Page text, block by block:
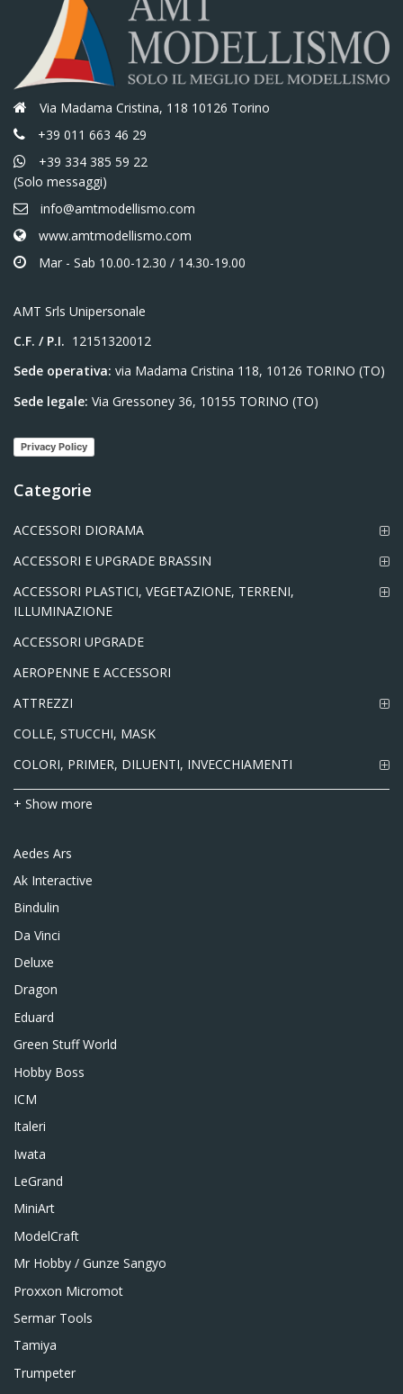
Via Madama Cristina, 118 10126 Torino
+39 011 663 46 29
+39 334 385 59 22
(Solo messaggi)
info@amtmodellismo.com
www.amtmodellismo.com
Mar - Sab 10.00-12.30 / 14.30-19.00
AMT Srls Unipersonale
C.F. / P.I. 12151320012
Sede operativa: via Madama Cristina 118, 10126 TORINO (TO)
Sede legale: Via Gressoney 36, 10155 TORINO (TO)
Privacy Policy
Categorie
ACCESSORI DIORAMA
ACCESSORI E UPGRADE BRASSIN
ACCESSORI PLASTICI, VEGETAZIONE, TERRENI,
ILLUMINAZIONE
ACCESSORI UPGRADE
AEROPENNE E ACCESSORI
ATTREZZI
COLLE, STUCCHI, MASK
COLORI, PRIMER, DILUENTI, INVECCHIAMENTI
+ Show more
Aedes Ars
Ak Interactive
Bindulin
Da Vinci
Deluxe
Dragon
Eduard
Green Stuff World
Hobby Boss
ICM
Italeri
Iwata
LeGrand
MiniArt
ModelCraft
Mr Hobby / Gunze Sangyo
Proxxon Micromot
Sermar Tools
Tamiya
Trumpeter